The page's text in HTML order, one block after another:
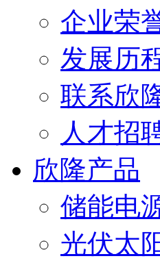
企业荣
发展历
联系欣
人才招
欣隆产品
储能电
光伏太